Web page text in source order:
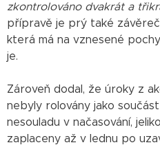
zkontrolováno dvakrát a
přípravě je prý také
která má na vznesené
je.
Zároveň dodal, že úroky z
nebyly rolovány jako
nesouladu v načasování,
zaplaceny až v lednu po